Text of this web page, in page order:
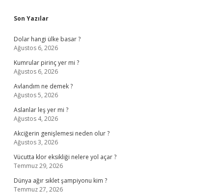
Sidebar
Son Yazılar
Dolar hangi ülke basar ?
Ağustos 6, 2026
Kumrular pirinç yer mi ?
Ağustos 6, 2026
Avlandım ne demek ?
Ağustos 5, 2026
Aslanlar leş yer mi ?
Ağustos 4, 2026
Akciğerin genişlemesi neden olur ?
Ağustos 3, 2026
Vücutta klor eksikliği nelere yol açar ?
Temmuz 29, 2026
Dünya ağır sıklet şampiyonu kim ?
Temmuz 27, 2026